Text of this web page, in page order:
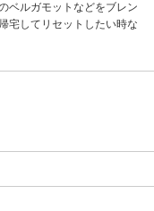
ベルガモットなどをブレン
宅してリセットしたい時な